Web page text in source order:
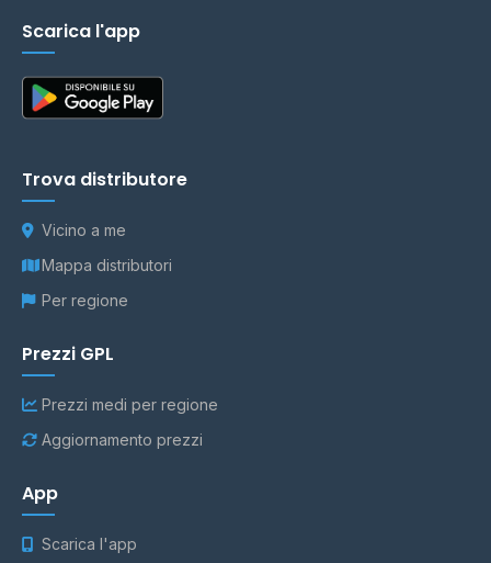
Scarica l'app
Trova distributore
Vicino a me
Mappa distributori
Per regione
Prezzi GPL
Prezzi medi per regione
Aggiornamento prezzi
App
Scarica l'app